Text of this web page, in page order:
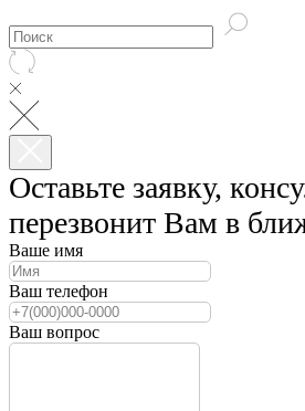
Оставьте заявку,
перезвонит Вам в
Ваше имя
Ваш телефон
Ваш вопрос